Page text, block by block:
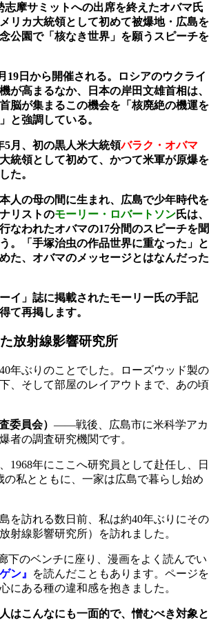
志摩サミットへの出席を終えたオバマ氏
リカ大統領として初めて被爆地・広島を
公園で「核なき世界」を願うスピーチを
19日から開催される。ロシアのウクライ
が高まるなか、日本の岸田文雄首相は、
脳が集まるこの機会を「核廃絶の機運を
と強調している。
5月、初の黒人米大統領バラク・オバマ
統領として初めて、かつて米軍が原爆を
た。
人の母の間に生まれ、広島で少年時代を
リストのモーリー・ロバートソン氏は、
なわれたオバマの17分間のスピーチを聞
。「手塚治虫の作品世界に重なった」と
た、オバマのメッセージとはなんだった
イ」誌に掲載されたモーリー氏の手記
て再掲します。
放射線影響研究所
年ぶりのことでした。ローズウッド製の
、そして部屋のレイアウトまで、あの頃
委員会） ――戦後、広島市に米科学アカ
者の調査研究機関です。
1968年にここへ研究員として赴任し、日
の私とともに、一家は広島で暮らし始め
を訪れる数日前、私は約40年ぶりにその
射線影響研究所）を訪れました。
下のベンチに座り、漫画をよく読んでい
ン』
を読んだこともあります。ページを
にある種の違和感を抱きました。
こんなにも一面的で、憎むべき対象と